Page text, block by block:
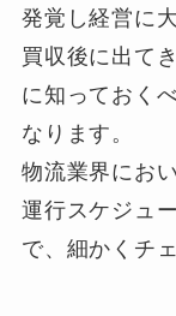
発覚し経営に
買収後に出て
に知っておく
なります。
物流業界にお
運行スケジュ
で、細かくチ